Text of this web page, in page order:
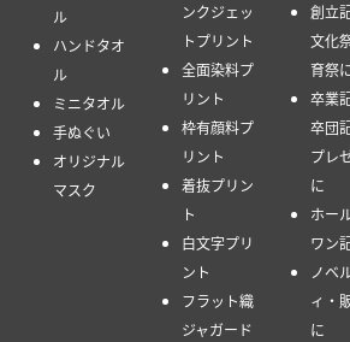
ル
ハンドタオ
ル
ミニタオル
手ぬぐい
オリジナル
マスク
ンクジェッ
トプリント
全面染料プ
リント
枠有顔料プ
リント
着抜プリン
ト
白文字プリ
ント
フラット織
ジャガード
創立
文化
育祭
卒業
卒団
プレ
に
ホー
ワン
ノベ
ィ・
に